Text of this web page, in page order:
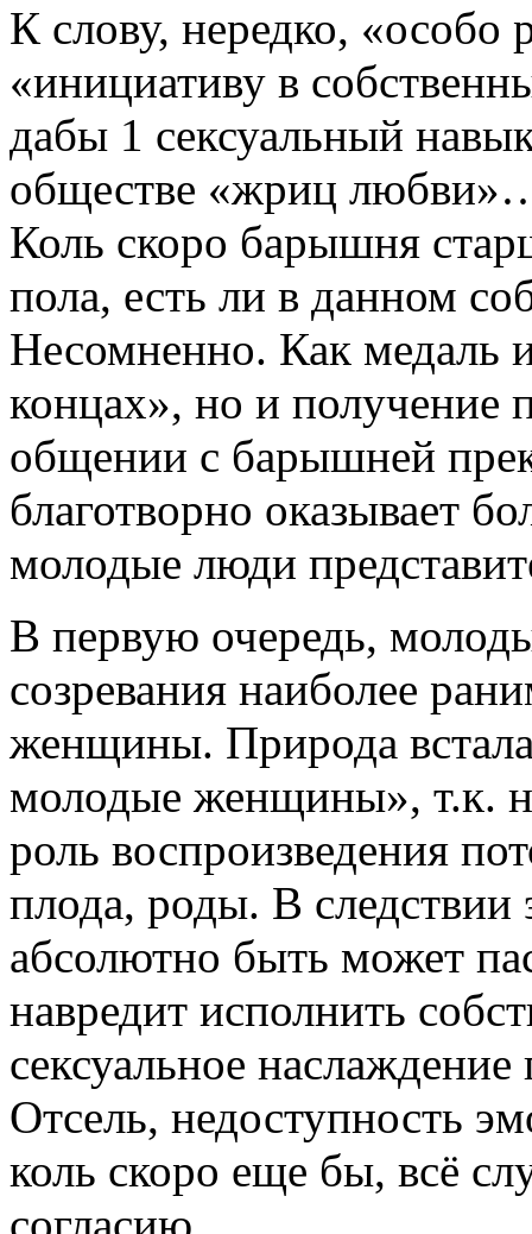
К слову, нередко,
«инициативу в
дабы 1 сексуальный
обществе «жриц
Коль скоро барышня
пола, есть ли в данном
Несомненно. Как медаль
концах», но и получение
общении с барышней
благотворно оказывает
молодые люди
В первую очередь,
созревания наиболее
женщины. Природа
молодые женщины», т.к.
роль воспроизведения
плода, роды. В
абсолютно быть может
навредит исполнить
сексуальное
Отсель, недоступность
коль скоро еще бы, всё
согласию.